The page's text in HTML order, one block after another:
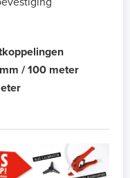
/ 100 meter